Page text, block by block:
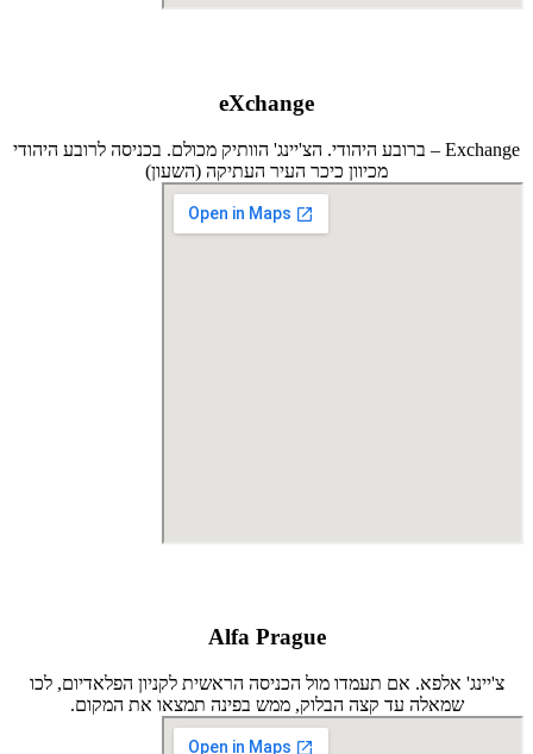
eXchange
Exchange – ברובע היהודי. הצ'יינג' הוותיק מכולם. בכניסה לרובע היהודי
מכיוון כיכר העיר העתיקה (השעון)
Alfa Prague
צ'יינג' אלפא. אם תעמדו מול הכניסה הראשית לקניון הפלאדיום, לכו
שמאלה עד קצה הבלוק, ממש בפינה תמצאו את המקום.